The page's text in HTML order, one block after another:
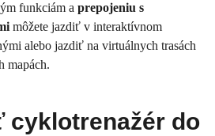
funkciám a prepojeniu s
môžete jazdiť v interaktívnom
alebo jazdiť na virtuálnych trasách
mapách.
cyklotrenažér do